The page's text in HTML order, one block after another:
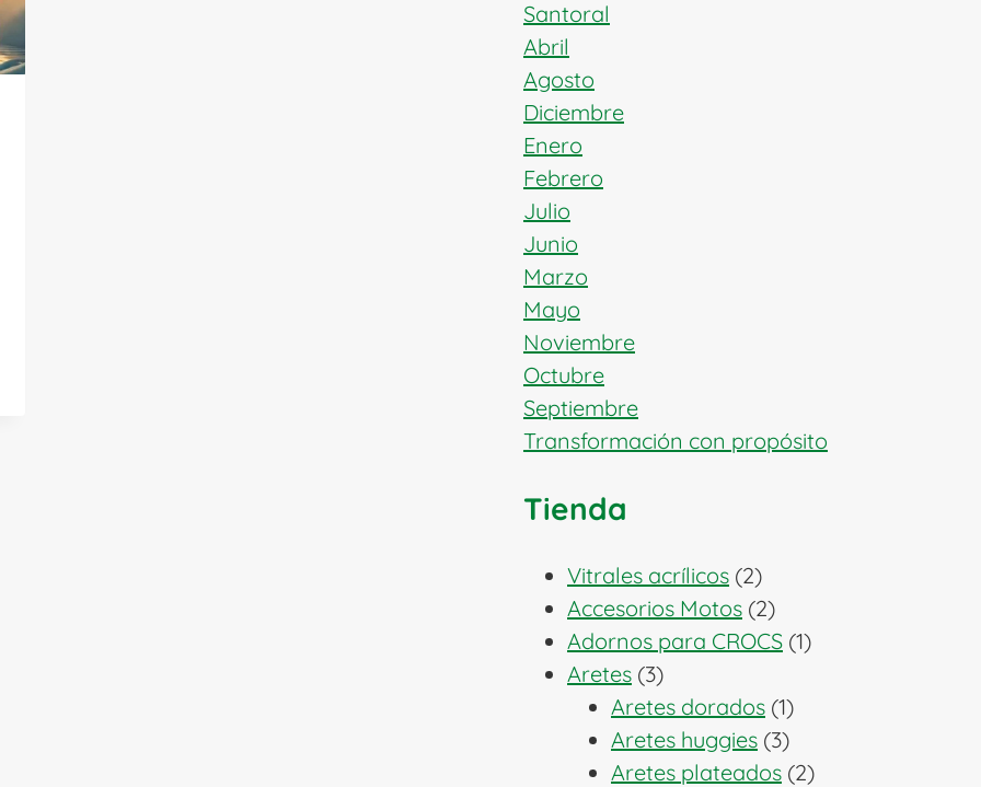
Santoral
Abril
Agosto
Diciembre
Enero
Febrero
Julio
Junio
Marzo
Mayo
Noviembre
Octubre
Septiembre
Transformación con propósito
Tienda
Vitrales acrílicos 22
productos
Accesorios Motos 22
productos
Adornos para CROCS 11
Aretes 33
productos
Aretes dorados 11
producto
Aretes huggies 33
productos
Aretes plateados 22